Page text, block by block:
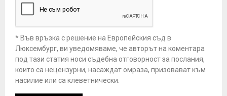
* Във връзка с решение на Европейския съд в
Люксембург, ви уведомяваме, че авторът на коментара
под тази статия носи съдебна отговорност за послания,
които са нецензурни, насаждат омраза, призовават към
насилие или са клеветнически.